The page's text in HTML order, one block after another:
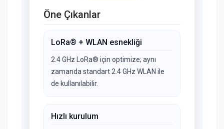
Öne Çıkanlar
LoRa® + WLAN esnekliği
2.4 GHz LoRa® için optimize; aynı
zamanda standart 2.4 GHz WLAN ile
de kullanılabilir.
Hızlı kurulum